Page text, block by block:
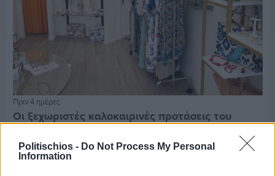
Politischios - Do Not Process My Personal
Information
Πριν 4 ημέρες
Οι ξεχωριστές καλοκαιρινές προτάσεις του
Clementine Chios